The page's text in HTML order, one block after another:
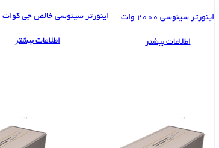
اینورتر سینوسی 2000 وات
اطلاعات بیشتر
اینورتر سینوسی خالص جی کوات 1000وات
اطلاعات بیشتر